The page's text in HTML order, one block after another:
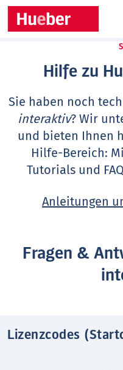
Hilfe zu
Sie haben noch
interaktiv? Wir
und bieten Ihnen
Hilfe-Bereich:
Tutorials und
Anleitungen
Fragen &
Lizenzcodes